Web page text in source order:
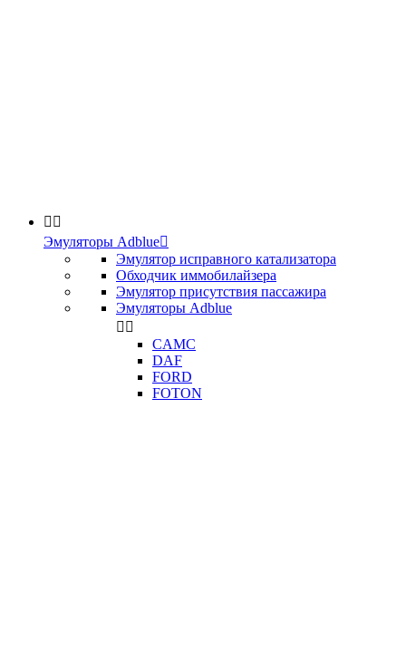
 
Эмуляторы Adblue
Эмулятор исправного катализатора
Обходчик иммобилайзера
Эмулятор присутствия пассажира
Эмуляторы Adblue
 
CAMC
DAF
FORD
FOTON